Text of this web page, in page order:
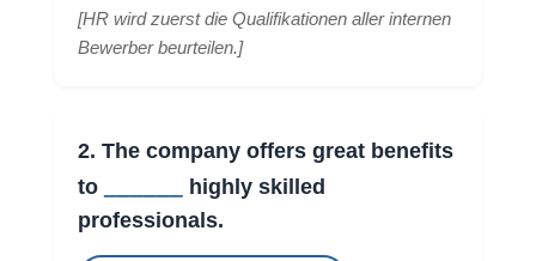
[HR wird zuerst die Qualifikationen aller internen
Bewerber beurteilen.]
2. The company offers great benefits
to
highly skilled
professionals.